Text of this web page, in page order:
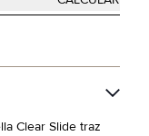
Clear Slide traz